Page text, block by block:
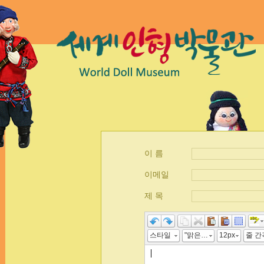
이 름
이메일
제 목
스타일 "맑은 고딕", 굴림, "Malgun Gothic", gulim 12px 줄 간